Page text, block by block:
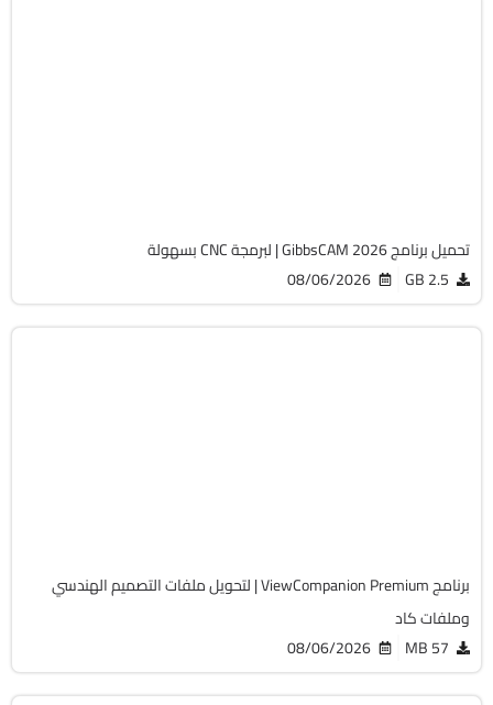
تحميل برنامج GibbsCAM 2026 | لبرمجة CNC بسهولة
2.5 GB
08/06/2026
برنامج ViewCompanion Premium | لتحويل ملفات التصميم الهندسي
وملفات كاد
57 MB
08/06/2026